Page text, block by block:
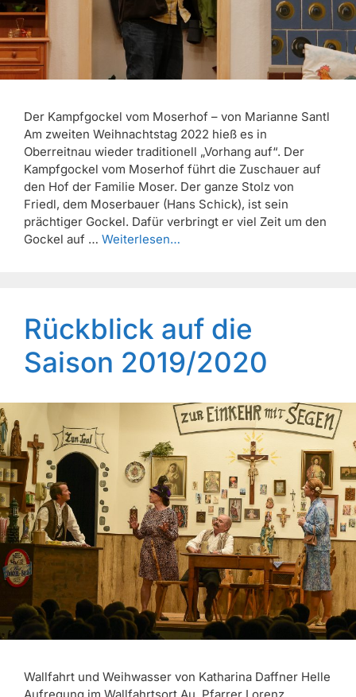
Der Kampfgockel vom Moserhof – von Marianne Santl
Am zweiten Weihnachtstag 2022 hieß es in
Oberreitnau wieder traditionell „Vorhang auf“. Der
Kampfgockel vom Moserhof führt die Zuschauer auf
den Hof der Familie Moser. Der ganze Stolz von
Friedl, dem Moserbauer (Hans Schick), ist sein
prächtiger Gockel. Dafür verbringt er viel Zeit um den
Gockel auf … Weiterlesen…
Rückblick auf die
Saison 2019/2020
Wallfahrt und Weihwasser von Katharina Daffner Helle